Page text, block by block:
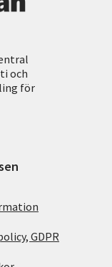
och
för
GDPR